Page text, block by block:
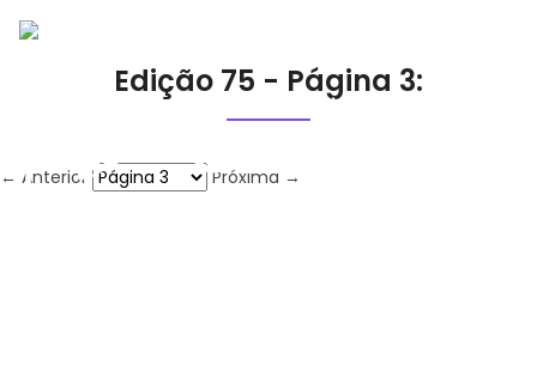
Edição 75 - Página 3:
← Anterior Próxima →